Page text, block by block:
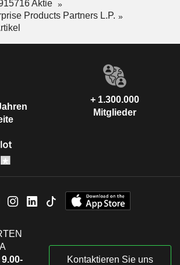
Aktie
Products Partners L.P.
+ 1.300.000
Mitglieder
Kontaktieren Sie uns